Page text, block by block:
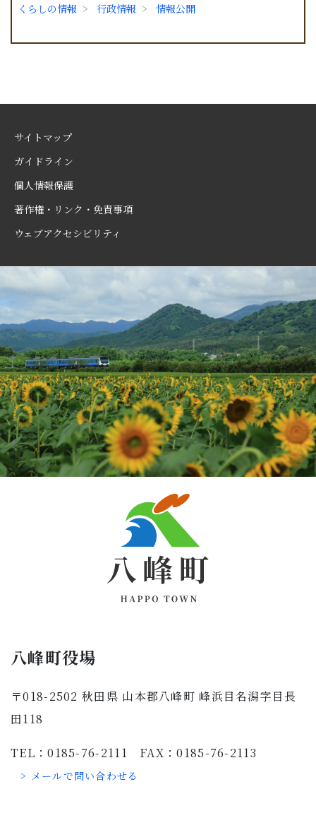
くらしの情報 行政情報 情報公開
サイトマップ
ガイドライン
個人情報保護
著作権・リンク・免責事項
ウェブアクセシビリティ
八峰町役場
〒018-2502 秋田県 山本郡八峰町 峰浜目名潟字目長
田118
TEL：0185-76-2111 FAX：0185-76-2113
> メールで問い合わせる